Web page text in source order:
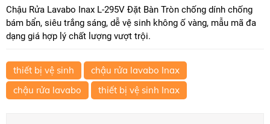
Chậu Rửa Lavabo Inax L-295V Đặt Bàn Tròn chống dính chống
bám bẩn, siêu trắng sáng, dễ vệ sinh không ố vàng, mẫu mã đa
dạng giá hợp lý chất lượng vượt trội.
thiết bị vệ sinh
chậu rửa lavabo Inax
chậu rửa lavabo
thiết bị vệ sinh Inax